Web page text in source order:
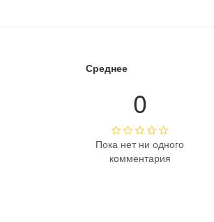
Среднее
0
Пока нет ни одного
комментария